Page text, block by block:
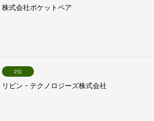
株式会社ポケットペア
2位
リビン・テクノロジーズ株式会社